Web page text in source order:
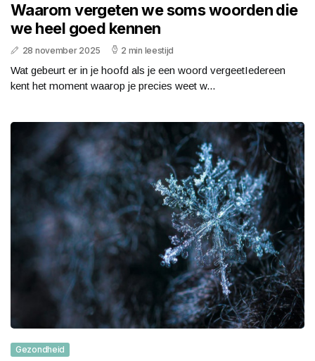
Waarom vergeten we soms woorden die
we heel goed kennen
28 november 2025 2 min leestijd
Wat gebeurt er in je hoofd als je een woord vergeetIedereen
kent het moment waarop je precies weet w...
Gezondheid